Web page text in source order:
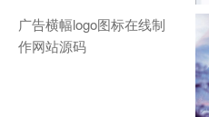
广告横幅logo图标在线制
作网站源码